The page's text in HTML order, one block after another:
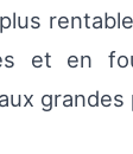
et en